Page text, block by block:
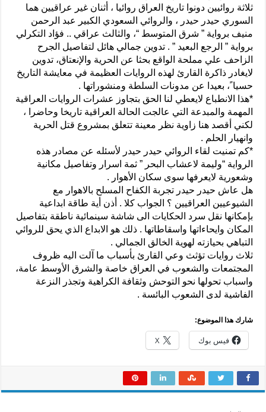
ثلاثة روائيين دونوا تاريخ العراق روائيا ، أثنان غير عراقيين هما
السوري حيدر حيدر ، والروائي السعودي الكبير عبد الرحمن
منيف برواية ” شرق المتوسط “، والثالث عراقي .. فؤاد التكرلي
برواية ” الرجع البعيد ” . تدوين جمالي هائل لتفاصيل الجرح
الزاحف علي مملحة الواقع بحثا عن الحرية والإنعتاق، تدوين
لايغادر ذاكرة القارئ لهذه الروايات العظيمة في معايشة التاريخ
حسيا ً، بعيدا عن مدونات السلطة ومنشوراتها .
*هذا الانطباع لايعطي لنا الحق بتجاوز عشرات الروايات العراقية
المهمة والمبدعة التي عالجت الحالة العراقية تاريخا وحاضرا ،
لكني أقصد هنا زاوية نظر معينة تتعلق بمشروع قتل الحرية
وانهيار الحلم .
*كم تمنيت لقاء الروائي حيدر حيدر لأسئله عن مصادر هذه
الرواية “وليمة لاعشاب البحر ” ثمة اسرار وتفاصيل مكانية
وشعورية لايعرفها سوى سكان الأهوار .
هل عاش حيدر حيدر تجربة الكفاح المسلح بالاهوار مع
الشيوعيين العراقيين ؟ الجواب كلا . أذن أية طاقة ابداعية
بإمكانها نقل سرد الحكايات الى شاشة سينمائية ناطقة بتفاصيل
المكان وايحاءاتها واسقاطاتها . ذلك هو الابداع الذي يحق للروائي
التباهي بحيازته لهوية الخالق الجمالي .
ثلاث روايات تؤثث وعي القارئ بأسباب ما آلت اليه ظروف
المجتمعات والشعوب في العراق خاصة والشرق الأوسط عامة،
واسباب تحولها نحو التوحش وثقافة الكراهية وتجذر النزعة
الفاشية لدى الشعوب البائسة .
شارك هذا الموضوع:
فيس بوك X